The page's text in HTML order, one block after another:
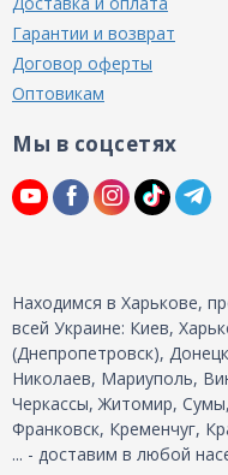
Гарантии и возврат
Договор оферты
Оптовикам
Мы в соцсетях
Находимся в Харькове,
всей Украине: Киев,
(Днепропетровск),
Николаев, Мариуполь,
Черкассы, Житомир,
Франковск, Кременчуг,
... - доставим в любой